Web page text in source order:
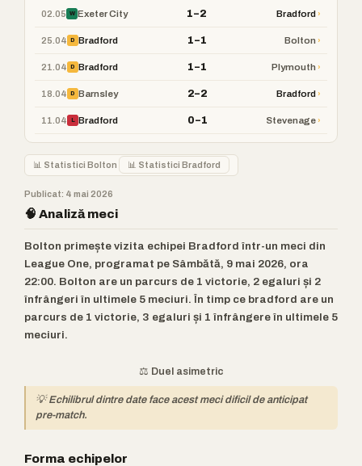
02.05 W Exeter City 1–2 Bradford›
25.04 D Bradford 1–1 Bolton›
21.04 D Bradford 1–1 Plymouth›
18.04 D Barnsley 2–2 Bradford›
11.04 L Bradford 0–1 Stevenage›
📊 Statistici Bolton 📊 Statistici Bradford
Publicat: 4 mai 2026
🧠 Analiză meci
Bolton primește vizita echipei Bradford într-un meci din
League One, programat pe Sâmbătă, 9 mai 2026, ora
22:00. Bolton are un parcurs de 1 victorie, 2 egaluri și 2
înfrângeri în ultimele 5 meciuri. În timp ce bradford are un
parcurs de 1 victorie, 3 egaluri și 1 înfrângere în ultimele 5
meciuri.
⚖️ Duel asimetric
💡 Echilibrul dintre date face acest meci dificil de anticipat
pre-match.
Forma echipelor